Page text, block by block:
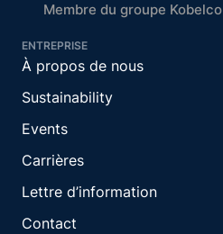
Membre du groupe Kobelco
ENTREPRISE
À propos de nous
Sustainability
Events
Carrières
Lettre d’information
Contact